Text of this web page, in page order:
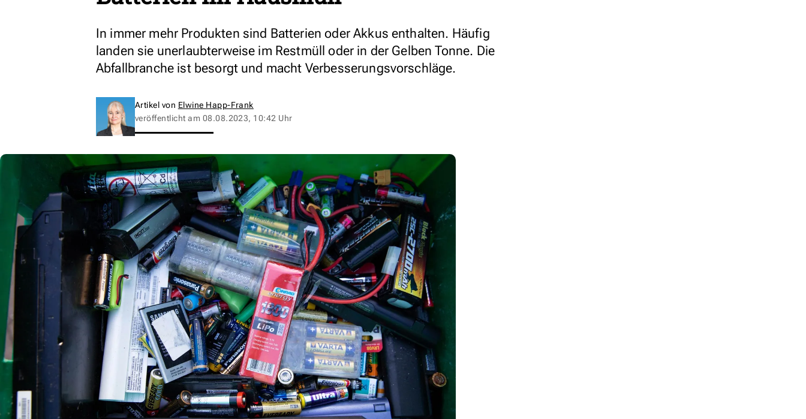
In immer mehr Produkten sind Batterien oder Akkus enthalten. Häufig
landen sie unerlaubterweise im Restmüll oder in der Gelben Tonne. Die
Abfallbranche ist besorgt und macht Verbesserungsvorschläge.
Artikel von Elwine Happ-Frank
veröffentlicht am 08.08.2023, 10:42 Uhr